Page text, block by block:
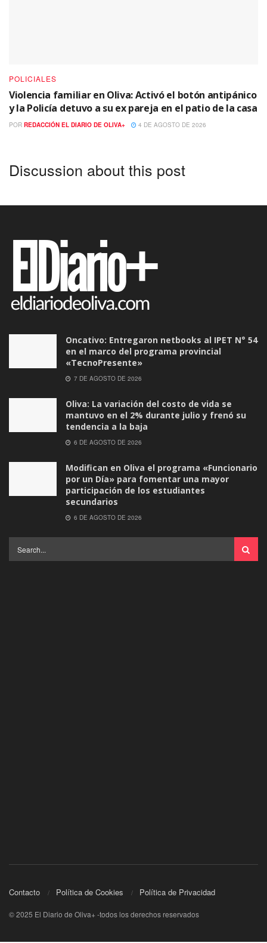
POLICIALES
Violencia familiar en Oliva: Activó el botón antipánico
y la Policía detuvo a su ex pareja en el patio de la casa
POR REDACCIÓN EL DIARIO DE OLIVA+ 4 DE AGOSTO DE 2026
Discussion about this post
Oncativo: Entregaron netbooks al IPET N° 54
en el marco del programa provincial
«TecnoPresente»
7 DE AGOSTO DE 2026
Oliva: La variación del costo de vida se
mantuvo en el 2% durante julio y frenó su
tendencia a la baja
6 DE AGOSTO DE 2026
Modifican en Oliva el programa «Funcionario
por un Día» para fomentar una mayor
participación de los estudiantes
secundarios
6 DE AGOSTO DE 2026
Contacto Política de Cookies Política de Privacidad
© 2025 El Diario de Oliva+ -todos los derechos reservados